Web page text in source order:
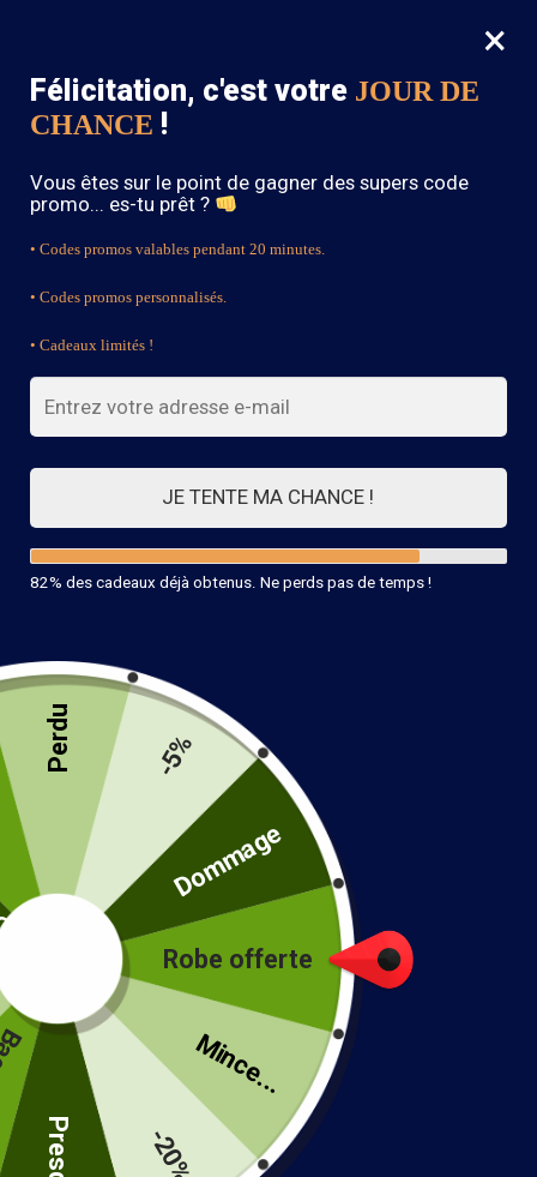
0
SOLDES : -15% sur toute la boutique avec le code « BOHEME15 »
Jupe Rayée De Plage
Taille
Couleur
×
Félicitation, c'est votre JOUR DE
CHANCE !
Vous êtes sur le point de gagner des supers code
promo... es-tu prêt ?
• Codes promos valables pendant 20 minutes.
• Codes promos personnalisés.
• Cadeaux limités !
JE TENTE MA CHANCE !
82% des cadeaux déjà obtenus. Ne perds pas de temps !
Robe offerte
Mince...
-20%
Perdu -5%
Dommage